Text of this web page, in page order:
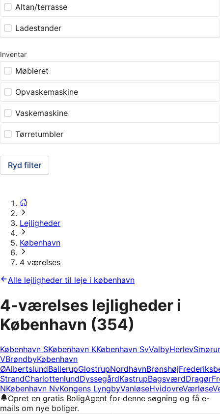
Altan/terrasse
Ladestander
Inventar
Møbleret
Opvaskemaskine
Vaskemaskine
Tørretumbler
Ryd filter
Lejligheder
København
4 værelses
Alle lejligheder til leje i københavn
4-værelses lejligheder i
København (354)
København SKøbenhavn KKøbenhavn SvValbyHerlev
VBrøndbyKøbenhavn
ØAlbertslundBallerupGlostrupNordhavnBrønshøj
StrandCharlottenlundDyssegårdKastrupBagsværdDragør
NKøbenhavn NvKongens LyngbyVanløseHvidovreVærløse
Opret en gratis BoligAgent for denne søgning og få e-
mails om nye boliger.